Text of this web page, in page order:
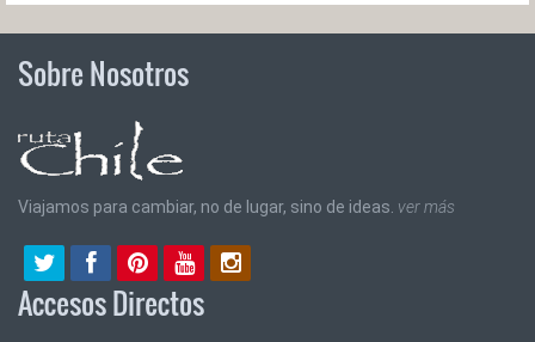
Sobre Nosotros
Viajamos para cambiar, no de lugar, sino de ideas. ver más
Accesos Directos